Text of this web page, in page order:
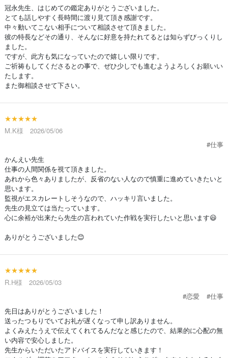
冠永先生、はじめての鑑定ありがとうございました。
とても話しやすく長時間に渡り見て頂き感謝です。
中々動いてこない相手について相談させて頂きました。
彼の特長などその通り、そんなに好意を持たれてるとは知らずびっくりし
ました。
ですが、此方も気になっていたので嬉しい限りです。
ご祈祷もしてくださるとの事で、ぜひ少しでも進むようよろしくお願いい
たします。
また御相談させて下さい。
★★★★★
M.K様 2026/05/06
#仕事
かんえい先生
仕事の人間関係を視て頂きました。
あれから色々ありましたが、反省のない人なので慎重に進めていきたいと
思います。
監視がエスカレートしそうなので、ハッキリ言いました。
先生の見立ては当たっています。
心に余裕が出来たら先生の言われていた作戦を実行したいと思います😃
ありがとうございました😊
★★★★★
R.H様 2026/05/03
#恋愛
#仕事
先日はありがとうございました！
送ったつもりでいてお礼が遅くなって申し訳ありません。
よくみえたうえで伝えてくれてるんだなと感じたので、結果的に心配の無
い内容で安心しました。
先生からいただいたアドバイスを実行していきます！